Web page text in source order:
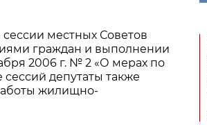
местных Советов
граждан и выполнении
2006 г. № 2 «О мерах по
депутаты также
жилищно-